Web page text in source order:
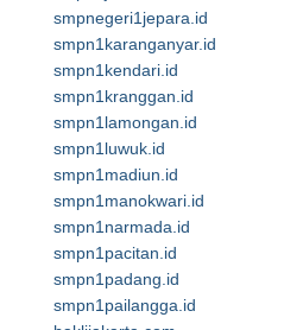
smpnegeri1jepara.id
smpn1karanganyar.id
smpn1kendari.id
smpn1kranggan.id
smpn1lamongan.id
smpn1luwuk.id
smpn1madiun.id
smpn1manokwari.id
smpn1narmada.id
smpn1pacitan.id
smpn1padang.id
smpn1pailangga.id